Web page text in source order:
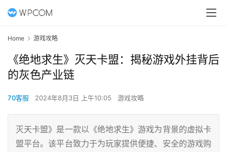
Home 游戏攻略
《绝地求生》灭天卡盟：揭秘游戏外挂背后
的灰色产业链
70客服 2024年8月3日 上午10:05 游戏攻略
灭天卡盟》是一款以《绝地求生》游戏为背景的虚拟卡
盟平台。该平台致力于为玩家提供便捷、安全的游戏购